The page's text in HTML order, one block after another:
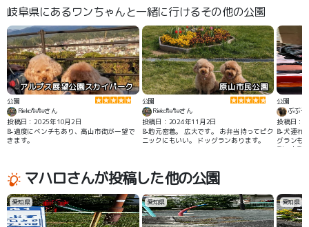
岐阜県にあるワンちゃんと一緒に行けるその他の公園
アルプス展望公園スカイパーク
公園
Rieko🐑🐑さん
投稿日：2025年10月2日
📝適度にベンチもあり、高山市街が一望で
きます。
原山市民公園
公園
Rieko🐑🐑さん
投稿日：2024年11月2日
📝地元密着。 広大です。 お弁当持ってピク
ニックにもいい。 ドッグランあります。
公園
ぶぶ子
投稿日：
📝犬連れ
グランも
型・小型
マハロさんが投稿した他の公園
愛知県 愛知県 愛知県